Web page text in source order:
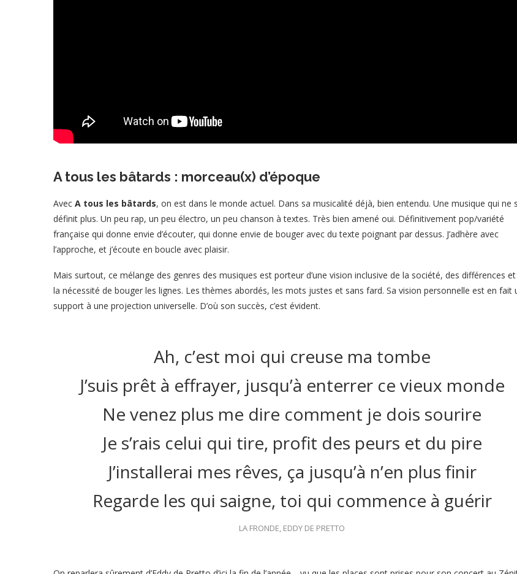
A tous les bâtards : morceau(x) d’époque
Avec A tous les bâtards, on est dans le monde actuel. Dans sa musicalité déjà, bien entendu. Une musique qui ne
définit plus. Un peu rap, un peu électro, un peu chanson à textes. Très bien amené oui. Définitivement pop/variété
française qui donne envie d’écouter, qui donne envie de bouger avec du texte poignant par dessus. J’adhère avec
l’approche, et j’écoute en boucle avec plaisir.
Mais surtout, ce mélange des genres des musiques est porteur d’une vision inclusive de la société, des différences
la nécessité de bouger les lignes. Les thèmes abordés, les mots justes et sans fard. Sa vision personnelle est en fait
support à une projection universelle. D’où son succès, c’est évident.
Ah, c’est moi qui creuse ma tombe
J’suis prêt à effrayer, jusqu’à enterrer ce vieux monde
Ne venez plus me dire comment je dois sourire
Je s’rais celui qui tire, profit des peurs et du pire
J’installerai mes rêves, ça jusqu’à n’en plus finir
Regarde les qui saigne, toi qui commence à guérir
LA FRONDE, EDDY DE PRETTO